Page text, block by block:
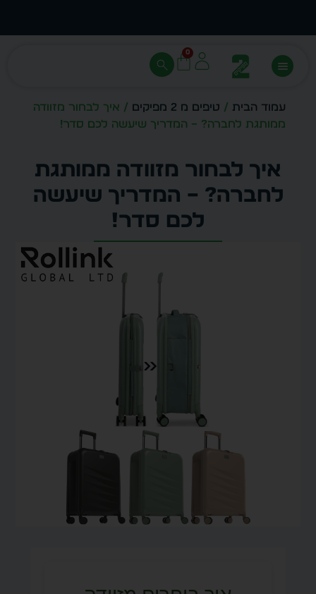
0
עמוד הבית / טיפים מ 2 מפיקים
/ איך לבחור מזוודה
ממותגת לחברה? – המדריך שיעשה לכם סדר!
איך לבחור מזוודה ממותגת
לחברה? – המדריך שיעשה
לכם סדר!